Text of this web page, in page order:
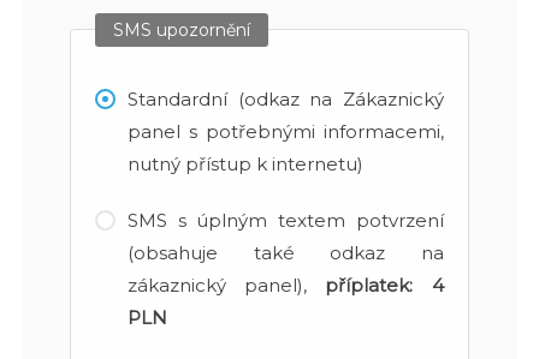
SMS upozornění
Standardní (odkaz na Zákaznický
panel s potřebnými informacemi,
nutný přístup k internetu)
SMS s úplným textem potvrzení
(obsahuje také odkaz na
zákaznický panel), příplatek: 4
PLN